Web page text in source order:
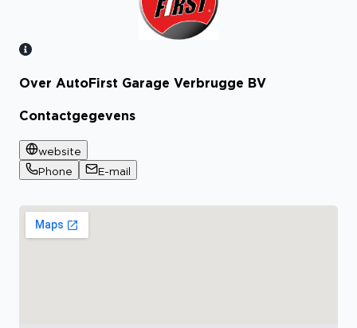
Bekijk certificaat
Over AutoFirst Garage Verbrugge BV
Contactgegevens
website
Phone
E-mail